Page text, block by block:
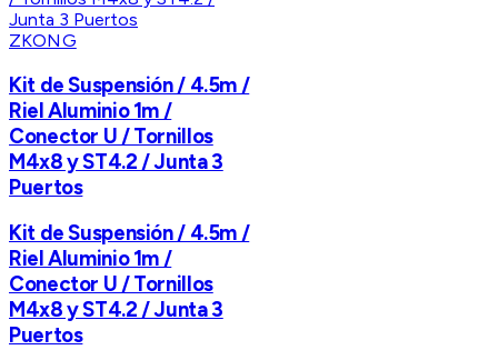
ZKONG
Kit de Suspensión / 4.5m /
Riel Aluminio 1m /
Conector U / Tornillos
M4x8 y ST4.2 / Junta 3
Puertos
Kit de Suspensión / 4.5m /
Riel Aluminio 1m /
Conector U / Tornillos
M4x8 y ST4.2 / Junta 3
Puertos